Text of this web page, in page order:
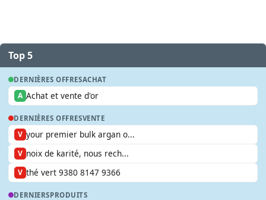
Top 5
DERNIÈRES OFFRESACHAT
A Achat et vente d'or
DERNIÈRES OFFRESVENTE
V your premier bulk argan o...
V noix de karité, nous rech...
V thé vert 9380 8147 9366
DERNIERSPRODUITS